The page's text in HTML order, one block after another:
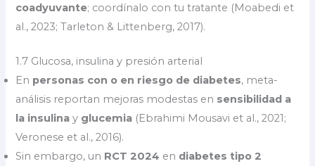
coadyuvante; coordínalo con tu tratante (Moabedi et
al., 2023; Tarleton & Littenberg, 2017).
1.7 Glucosa, insulina y presión arterial
En personas con o en riesgo de diabetes, meta-
análisis reportan mejoras modestas en sensibilidad a
la insulina y glucemia (Ebrahimi Mousavi et al., 2021;
Veronese et al., 2016).
Sin embargo, un RCT 2024 en diabetes tipo 2